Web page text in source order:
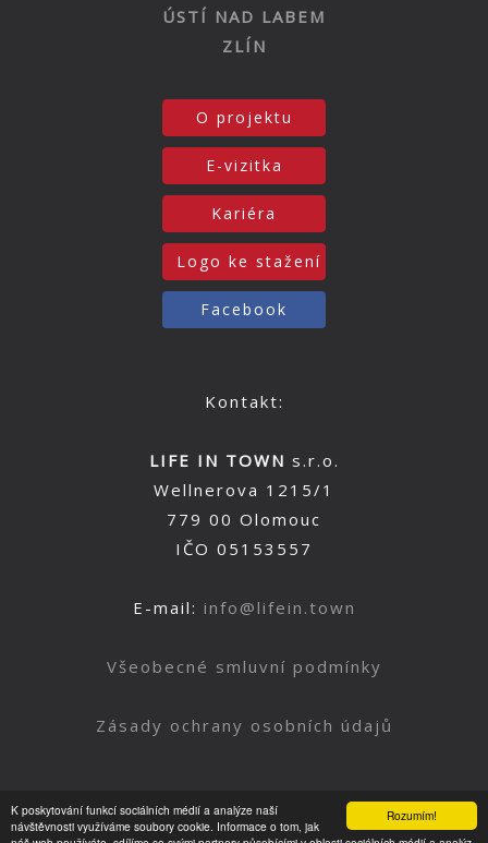
Rozumím!
K poskytování funkcí sociálních médií a analýze naší
návštěvnosti využíváme soubory cookie. Informace o tom, jak
ÚSTÍ NAD LABEM
ZLÍN
O projektu
E-vizitka
Kariéra
Logo ke stažení
Facebook
Kontakt:
LIFE IN TOWN s.r.o.
Wellnerova 1215/1
779 00 Olomouc
IČO 05153557
E-mail: info@lifein.town
Všeobecné smluvní podmínky
Zásady ochrany osobních údajů
Nahoru